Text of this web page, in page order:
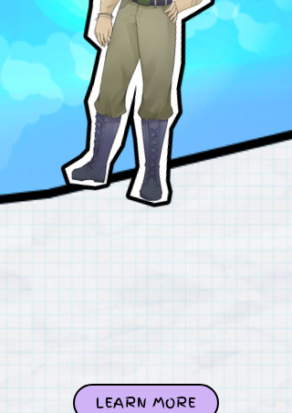
LEARN MORE